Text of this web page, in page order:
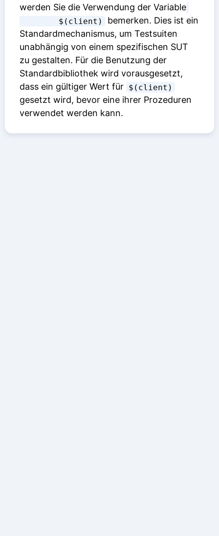
werden Sie die Verwendung der Variable
        $(client)
bemerken. Dies ist ein
Standardmechanismus, um Testsuiten
unabhängig von einem spezifischen SUT
zu gestalten. Für die Benutzung der
Standardbibliothek wird vorausgesetzt,
dass ein gültiger Wert für $(client)
gesetzt wird, bevor eine ihrer Prozeduren
verwendet werden kann.